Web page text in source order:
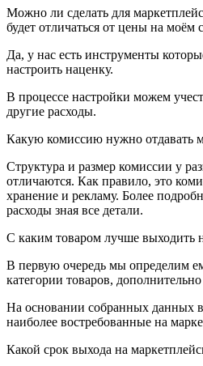
Можно ли сделать для
будет отличаться от цены на моём
Да, у нас есть инструменты
настроить наценку.
В процессе настройки можем
другие расходы.
Какую комиссию нужно отдавать
Структура и размер комиссии у
отличаются. Как правило, это
хранение и рекламу. Более
расходы зная все детали.
С каким товаром лучше выходить
В первую очередь мы определим
категории товаров,
На основании собранных данных
наиболее востребованные на
Какой срок выхода на